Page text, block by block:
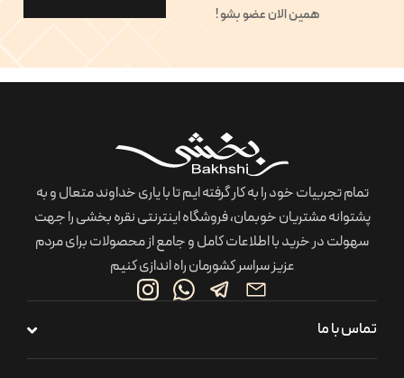
همین الان عضو بشو !
تمام تجربیات خود را به کار گرفته ایم تا با یاری خداوند متعال و به
پشتوانه مشتریان خوبمان، فروشگاه اینترنتی نقره بخشی را جهت
سهولت در خرید با اطلاعات کامل و جامع از محصولات برای مردم
عزیز سراسر کشورمان راه اندازی کنیم
تماس با ما